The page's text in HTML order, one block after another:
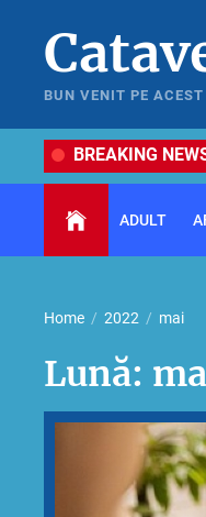
contentBUN VENIT PE
BREAKING
smartphone-uri din
ADULT
Home 2022 mai
Lună: